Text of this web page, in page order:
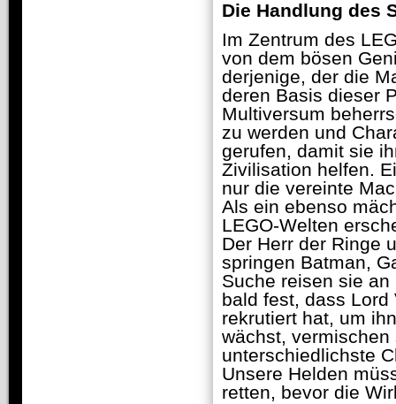
Die Handlung des
Im Zentrum des
von dem bösen
derjenige, der die
deren Basis dieser
Multiversum
zu werden und
gerufen, damit sie
Zivilisation helfen.
nur die vereinte
Als ein ebenso
LEGO-Welten
Der Herr der Ringe
springen Batman,
Suche reisen sie
bald fest, dass Lord
rekrutiert hat, um
wächst,
unterschiedlichste
Unsere Helden
retten, bevor die